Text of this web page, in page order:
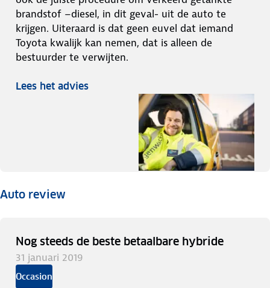
brandstof –diesel, in dit geval- uit de auto te
krijgen. Uiteraard is dat geen euvel dat iemand
Toyota kwalijk kan nemen, dat is alleen de
bestuurder te verwijten.
Lees het advies
Auto review
Nog steeds de beste betaalbare hybride
31 januari 2019
Occasion